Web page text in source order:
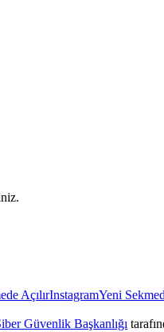
AçılırInstagramYeni
Güvenlik Başkanlığı